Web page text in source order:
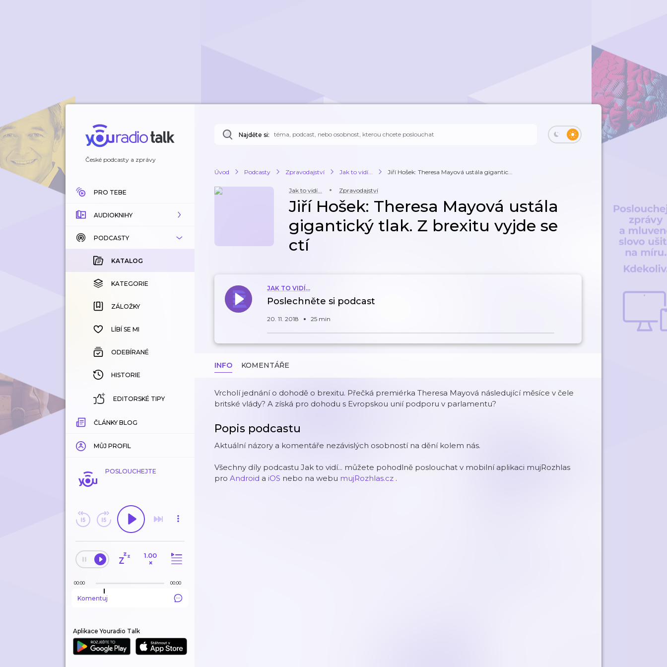
České podcasty a zprávy
PRO TEBE
AUDIOKNIHY
KATALOG
KOUPENÉ
KATEGORIE
ZÁLOŽKY
HISTORIE
PODCASTY
KATALOG
KATEGORIE
ZÁLOŽKY
LÍBÍ SE MI
ODEBÍRANÉ
HISTORIE
EDITORSKÉ TIPY
ČLÁNKY BLOG
MŮJ PROFIL
POSLOUCHEJTE
1.00
×
00:00 00:00
Komentuj
Aplikace Youradio Talk
Najděte si:
Úvod Podcasty Zpravodajství Jak to vidí... Jiří Hošek: Theresa Mayová ustála gigantic...
Jak to vidí... Zpravodajství
Jiří Hošek: Theresa Mayová ustála
gigantický tlak. Z brexitu vyjde se
ctí
JAK TO VIDÍ...
Poslechněte si podcast
20. 11. 2018 25 min
INFO KOMENTÁŘE
Vrcholí jednání o dohodě o brexitu. Přečká premiérka Theresa Mayová následující měsíce v čele
britské vlády? A získá pro dohodu s Evropskou unií podporu v parlamentu?
Popis podcastu
Aktuální názory a komentáře nezávislých osobností na dění kolem nás.
Všechny díly podcastu Jak to vidí... můžete pohodlně poslouchat v mobilní aplikaci mujRozhlas
pro Android a iOS nebo na webu mujRozhlas.cz .